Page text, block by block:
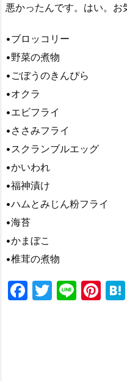
悪かったんです。はい。お
•ブロッコリー
•野菜の煮物
•ごぼうのきんぴら
•オクラ
•エビフライ
•ささみフライ
•スクランブルエッグ
•かいわれ
•福神漬け
•ハムとみじん粉フライ
•海苔
•かまぼこ
•椎茸の煮物
F
T
Li Pi